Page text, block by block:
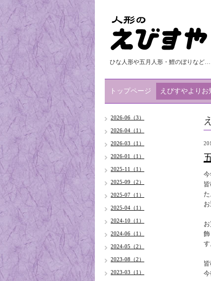
ひな人形や五月人形・鯉のぼりな
トップページ えびすやよりお
た
す
2026-06（3）
2026-04（1）
2026-03（1）
2026-01（1）
2025-11（1）
2025-09（2）
2025-07（1）
2025-04（1）
2024-10（1）
2024-06（1）
2024-05（2）
2023-08（2）
2023-03（1）